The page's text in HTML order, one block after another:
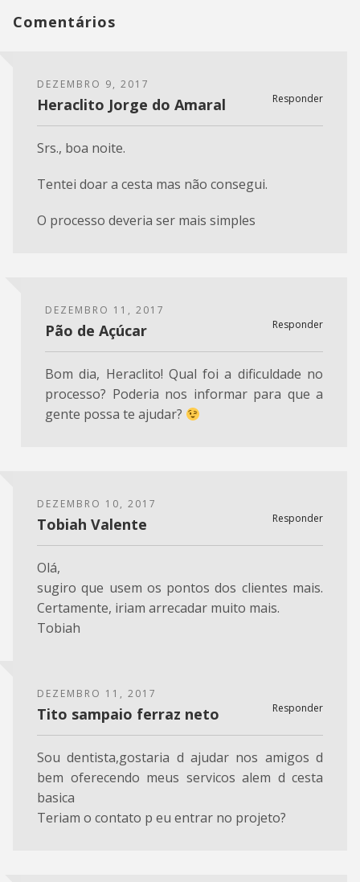
Comentários
DEZEMBRO 9, 2017
Responder
Heraclito Jorge do Amaral
Srs., boa noite.
Tentei doar a cesta mas não consegui.
O processo deveria ser mais simples
DEZEMBRO 11, 2017
Responder
Pão de Açúcar
Bom dia, Heraclito! Qual foi a dificuldade no
processo? Poderia nos informar para que a
gente possa te ajudar?
DEZEMBRO 10, 2017
Responder
Tobiah Valente
Olá,
sugiro que usem os pontos dos clientes mais.
Certamente, iriam arrecadar muito mais.
Tobiah
DEZEMBRO 11, 2017
Responder
Tito sampaio ferraz neto
Sou dentista,gostaria d ajudar nos amigos d
bem oferecendo meus servicos alem d cesta
basica
Teriam o contato p eu entrar no projeto?